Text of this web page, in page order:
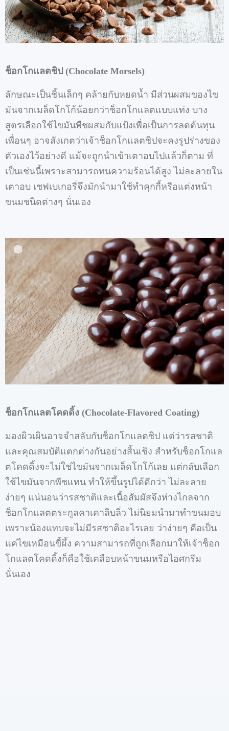
ช็อกโกแลตชิป (Chocolate Morsels)
ลักษณะเป็นชิ้นเล็กๆ คล้ายกับหยดน้ำ มีส่วนผสมของไข
มันจากเมล็ดโกโก้น้อยกว่าช็อกโกแลตแบบแท่ง บาง
สูตรเลือกใช้ไขมันพืชผสมกับแป้งเพื่อเป็นการลดต้นทุน
เพื่อนๆ อาจสังเกตว่าเจ้าช็อกโกแลตชิปจะคงรูปร่างของ
ตัวเองไว้อย่างดี แม้จะถูกนำเข้าเตาอบไปแล้วก็ตาม ที่
เป็นเช่นนี้เพราะสามารถทนความร้อนได้สูง ไม่ละลายใน
เตาอบ เชฟเบเกอรี่จึงมักนำมาใช้ทำคุกกี้หรือแต่งหน้า
ขนมชนิดต่างๆ นั่นเอง
ช็อกโกแลตโคดดิ้ง (Chocolate-Flavored Coating)
มองผิวเผินอาจจำสลับกับช็อกโกแลตชิป แต่ว่ารสชาติ
และคุณสมบัติแตกต่างกันอย่างสิ้นเชิง สำหรับช็อกโกแล
ตโคดดิ้งจะไม่ใช่ไขมันจากเมล็ดโกโก้เลย แต่กลับเลือก
ใช้ไขมันจากพืชแทน ทำให้ขึ้นรูปได้ดีกว่า ไม่ละลาย
ง่ายๆ แน่นอนว่ารสชาติและเนื้อสัมผัสจึงห่างไกลจาก
ช็อกโกแลตตระกูลคาเคาลิบลิ่ว ไม่นิยมนำมาทำขนมอบ
เพราะน้องแทบจะไม่มีรสชาติอะไรเลย ว่าง่ายๆ คือเป็น
แค่ไขเหมือนขี้ผึ้ง ความสามารถที่ถูกเลือกมาให้เจ้าช็อก
โกแลตโคดดิ้งก็คือใช้เคลือบหน้าขนมหรือไอศกรีม
นั่นเอง